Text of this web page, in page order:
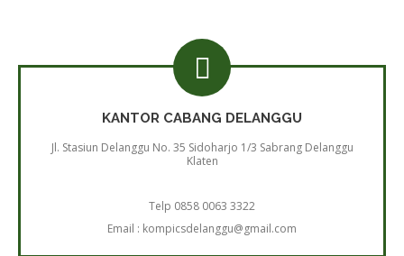
KANTOR CABANG DELANGGU
Jl. Stasiun Delanggu No. 35 Sidoharjo 1/3 Sabrang Delanggu
Klaten
Telp 0858 0063 3322
Email : kompicsdelanggu@gmail.com